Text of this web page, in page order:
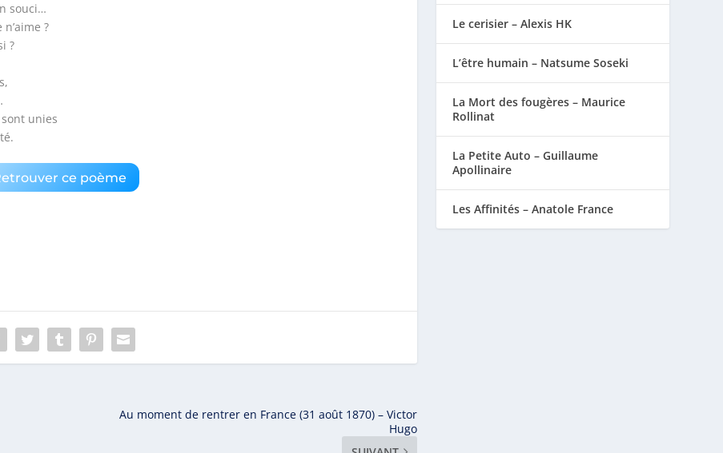
souci…
?
?
unies
ce poème
Au moment de rentrer en France (31 août 1870) – Victor
Hugo
Le cerisier – Alexis HK
L’être humain – Natsume Soseki
La Mort des fougères – Maurice
Rollinat
La Petite Auto – Guillaume
Apollinaire
Les Affinités – Anatole France